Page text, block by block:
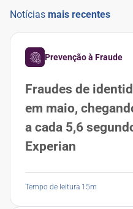
Notícias mais recentes
Prevenção à Fraude
Fraudes de
em maio,
a cada 5,6
Experian
Tempo de leitura 15m